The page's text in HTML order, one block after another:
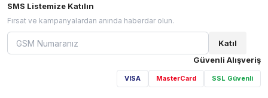
SMS Listemize Katılın
Fırsat ve kampanyalardan anında haberdar olun.
Katıl
Güvenli Alışveriş
VISA MasterCard SSL Güvenli